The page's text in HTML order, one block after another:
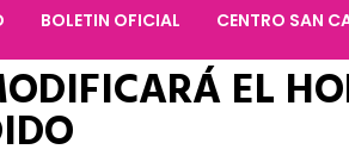
BOLETIN OFICIAL CENTRO SAN
EL